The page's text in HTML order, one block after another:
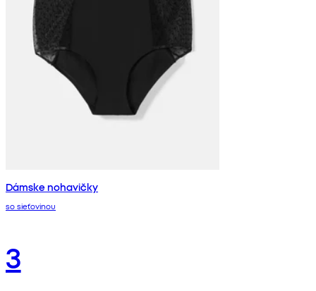
Dámske nohavičky
so sieťovinou
3